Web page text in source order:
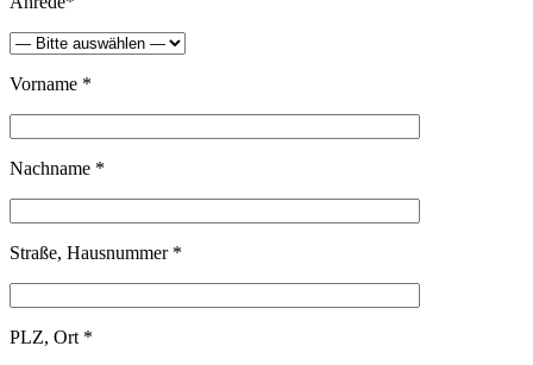
Vorname *
Nachname *
Straße, Hausnummer *
PLZ, Ort *